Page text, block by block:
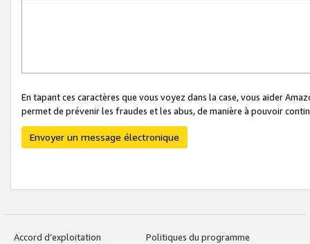
En tapant ces caractères que vous voyez dans la case, vous aider
permet de prévenir les fraudes et les abus, de manière à pouvoir
Envoyer un message électronique
Accord d’exploitation
Politiques du programme